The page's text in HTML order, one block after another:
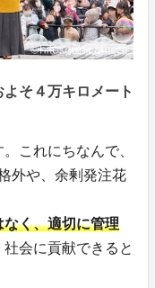
そ４万キロメート
これにちなんで、
外や、余剰発注花
く、適切に管理
社会に貢献できると